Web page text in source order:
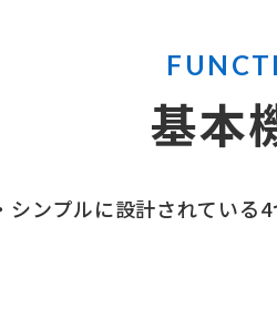
基本
ンプルに設計されている4